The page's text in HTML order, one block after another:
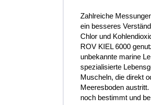
Zahlreiche
ein besseres
Chlor und
ROV KIEL 6000
unbekannte marine
spezialisierte
Muscheln, die direkt
Meeresboden
noch bestimmt und